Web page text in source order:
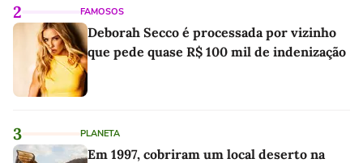
2 FAMOSOS
Deborah Secco é processada por vizinho
que pede quase R$ 100 mil de indenização
3 PLANETA
Em 1997, cobriram um local deserto na